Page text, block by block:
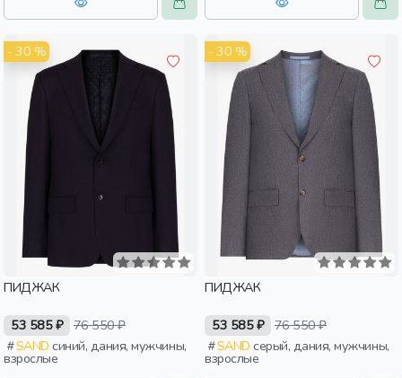
- 30 %
ПИДЖАК
53 585 ₽ 76 550 ₽
SAND синий, дания, мужчины,
взрослые
- 30 %
ПИДЖАК
53 585 ₽ 76 550 ₽
SAND серый, дания, мужчины,
взрослые